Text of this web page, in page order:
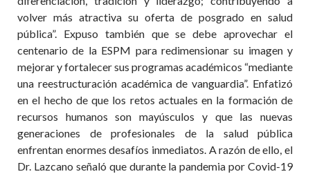
volver más atractiva su oferta de posgrado en salud
pública”. Expuso también que se debe aprovechar el
centenario de la ESPM para redimensionar su imagen y
mejorar y fortalecer sus programas académicos “mediante
una reestructuración académica de vanguardia”. Enfatizó
en el hecho de que los retos actuales en la formación de
recursos humanos son mayúsculos y que las nuevas
generaciones de profesionales de la salud pública
enfrentan enormes desafíos inmediatos. A razón de ello, el
Dr. Lazcano señaló que durante la pandemia por Covid-19